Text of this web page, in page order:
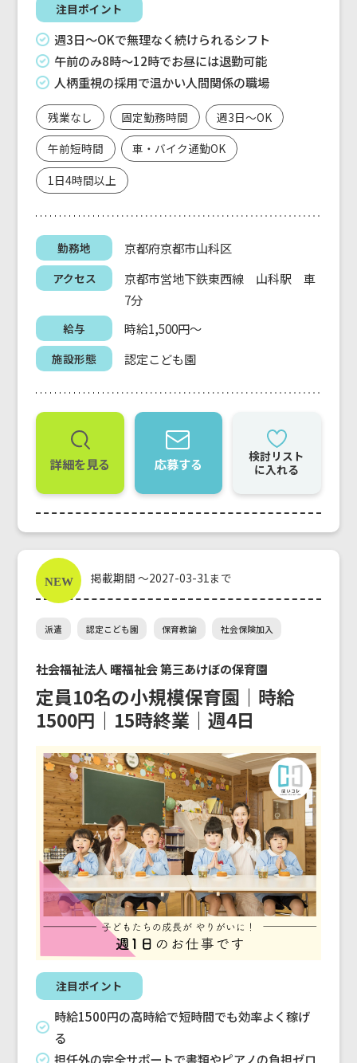
注目ポイント
週3日〜OKで無理なく続けられるシフト
午前のみ8時〜12時でお昼には退勤可能
人柄重視の採用で温かい人間関係の職場
残業なし 固定勤務時間
週3日～OK
午前短時間
車・バイク通勤OK
1日4時間以上
勤務地 京都府京都市山科区
アクセス
京都市営地下鉄東西線 山科駅 車
7分
給与 時給1,500円～
施設形態 認定こども園
詳細を見る 応募する
検討リスト
に入れる
掲載期間 ～2027-03-31まで
派遣 認定こども園 保育教諭 社会保険加入
社会福祉法人 曙福祉会 第三あけぼの保育園
定員10名の小規模保育園｜時給
1500円｜15時終業｜週4日
注目ポイント
時給1500円の高時給で短時間でも効率よく稼げ
る
担任外の完全サポートで書類やピアノの負担ゼロ